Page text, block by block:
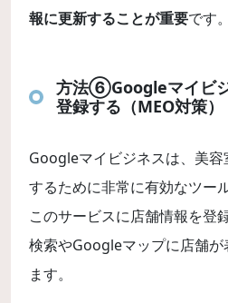
報に更新することが重要です。
方法⑥Googleマイビ
登録する（MEO対策）
Googleマイビジネスは、美
するために非常に有効なツール
このサービスに店舗情報を登
検索やGoogleマップに店舗が
ます。